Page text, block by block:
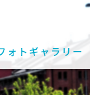
ォトギャラリー